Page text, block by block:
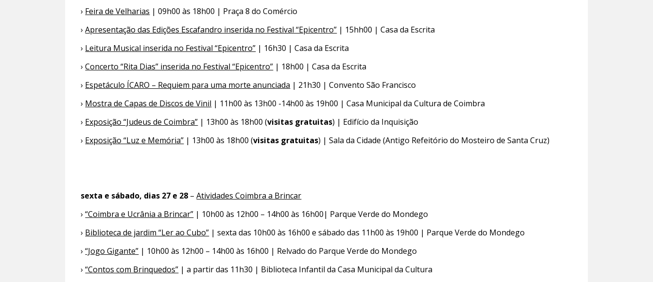
› Feira de Velharias | 09h00 às 18h00 | Praça 8 do Comércio
›Apresentação das Edições Escafandro inserida no Festival “Epicentro” | 15hh00 | Casa da Escrita
› Leitura Musical inserida no Festival “Epicentro” | 16h30 | Casa da Escrita
›Concerto “Rita Dias” inserida no Festival “Epicentro” | 18h00 | Casa da Escrita
› Espetáculo ÍCARO – Requiem para uma morte anunciada | 21h30 | Convento São Francisco
› Mostra de Capas de Discos de Vinil | 11h00 às 13h00 -14h00 às 19h00 | Casa Municipal da Cultura de Coimbra
› Exposição “Judeus de Coimbra” | 13h00 às 18h00 (visitas gratuitas) | Edifício da Inquisição
› Exposição “Luz e Memória” | 13h00 às 18h00 (visitas gratuitas) | Sala da Cidade (Antigo Refeitório do Mosteiro de Santa Cruz)
sexta e sábado, dias 27 e 28 –Atividades Coimbra a Brincar
›“Coimbra e Ucrânia a Brincar” | 10h00 às 12h00 – 14h00 às 16h00| Parque Verde do Mondego
› Biblioteca de jardim “Ler ao Cubo” | sexta das 10h00 às 16h00 e sábado das 11h00 às 19h00 | Parque Verde do Mondego
›“Jogo Gigante” | 10h00 às 12h00 – 14h00 às 16h00 | Relvado do Parque Verde do Mondego
›“Contos com Brinquedos” | a partir das 11h30 | Biblioteca Infantil da Casa Municipal da Cultura